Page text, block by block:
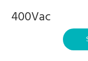
400Vac